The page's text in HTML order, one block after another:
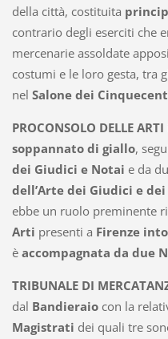
della città, costituita
contrario degli eserciti che
mercenarie assoldate
costumi e le loro gesta, tra
nel Salone dei
PROCONSOLO DELLE ARTI
soppannato di giallo,
dei Giudici e Notai e da
dell’Arte dei Giudici e
ebbe un ruolo preminente
Arti presenti a Firenze
è accompagnata da due
TRIBUNALE DI
dal Bandieraiocon la
Magistrati dei quali tre